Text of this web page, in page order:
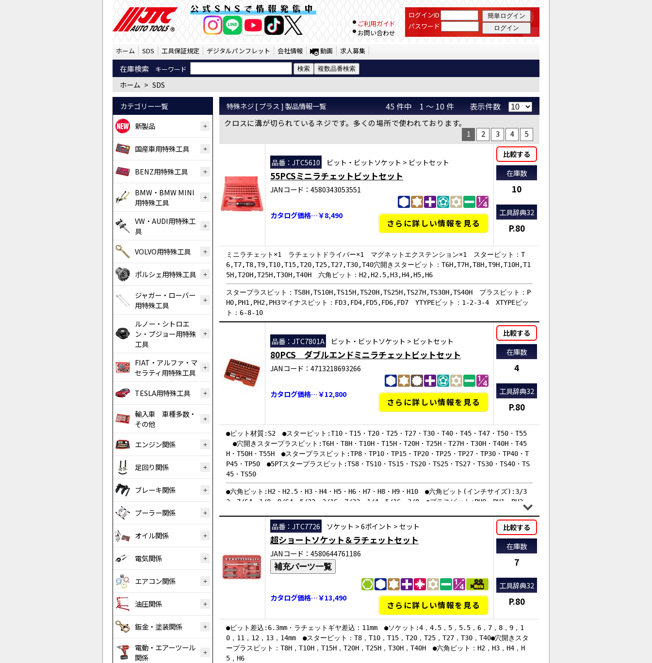
製品情報（SST） | JTC Auto Tools
公式SNSで情報発信中
ログインID
パスワード
ご利用ガイド
お問い合わせ
ホーム
SDS 工具保証規定 デジタルパンフレット 会社情報 動画 求人募集
在庫検索 キーワード
ホーム > SDS
カテゴリー一覧
新製品
国産車用特殊工具
BENZ用特殊工具
BMW・BMW MINI
用特殊工具
VW・AUDI用特殊工
具
VOLVO用特殊工具
ポルシェ用特殊工具
ジャガー・ローバー
用特殊工具
ルノー・シトロエ
ン・プジョー用特殊
工具
FIAT・アルファ・マ
セラティ用特殊工具
TESLA用特殊工具
輸入車 車種多数・
その他
エンジン関係
足回り関係
ブレーキ関係
プーラー関係
オイル関係
電気関係
エアコン関係
油圧関係
鈑金・塗装関係
電動・エアーツール
関係
特殊ネジ [ プラス ] 製品情報一覧 45 件中 1 ～ 10 件 表示件数
クロスに溝が切られているネジです。多くの場所で使われております。
1 2 3 4 5
品番：JTC5610 ビット・ビットソケット > ビットセット
55PCSミニラチェットビットセット
JANコード：4580343053551
カタログ価格…￥8,490
さらに詳しい情報を見る
比較する
在庫数
10
工具辞典32
P.80
ミニラチェット×1 ラチェットドライバー×1 マグネットエクステンション×1 スタービット：T
6,T7,T8,T9,T10,T15,T20,T25,T27,T30,T40穴開きスタービット：T6H,T7H,T8H,T9H,T10H,T1
5H,T20H,T25H,T30H,T40H 六角ビット：H2,H2.5,H3,H4,H5,H6
スタープラスビット：TS8H,TS10H,TS15H,TS20H,TS25H,TS27H,TS30H,TS40H プラスビット：P
H0,PH1,PH2,PH3マイナスビット：FD3,FD4,FD5,FD6,FD7 YTYPEビット：1-2-3-4 XTYPEビッ
ト：6-8-10
品番：JTC7801A ビット・ビットソケット > ビットセット
80PCS ダブルエンドミニラチェットビットセット
JANコード：4713218693266
カタログ価格…￥12,800
さらに詳しい情報を見る
比較する
在庫数
4
工具辞典32
P.80
●ビット材質:S2 ●スタービット:T10・T15・T20・T25・T27・T30・T40・T45・T47・T50・T55
●穴開きスタープラスビット:T6H・T8H・T10H・T15H・T20H・T25H・T27H・T30H・T40H・T45
H・T50H・T55H ●スタープラスビット:TP8・TP10・TP15・TP20・TP25・TP27・TP30・TP40・T
P45・TP50 ●5PTスタープラスビット:TS8・TS10・TS15・TS20・TS25・TS27・TS30・TS40・TS
45・TS50
●六角ビット:H2・H2.5・H3・H4・H5・H6・H7・H8・H9・H10 ●六角ビット(インチサイズ):3/3
2・7/64・1/8・9/64・5/32・3/16・7/32・1/4・5/16・3/8 ●プラスビット:PH0・PH1・PH2・
PH3 ●マイナスビット:FD3・FD4.5・FD6.5・FD8 ●スプラインビット:M4・M5・M6・M8・M10 ●
ビットエクステンション:6.35mmx65mm・10mmx65mm・6.35mmx10mm(全長:65mm) ●ダブルエンド
ラチェット：6.35mmx10mm
品番：JTC7726 ソケット >6ポイント >セット
超ショートソケット＆ラチェットセット
JANコード：4580644761186
補充パーツ一覧
カタログ価格…￥13,490
さらに詳しい情報を見る
比較する
在庫数
7
工具辞典32
P.80
●ビット差込:6.3mm・ラチェットギヤ差込：11mm ●ソケット:4，4.5，5，5.5，6，7，8，9，1
0，11，12，13，14mm ●スタービット：T8，T10，T15，T20，T25，T27，T30，T40●穴開きスタ
ープラスビット：T8H，T10H，T15H，T20H，T25H，T30H，T40H ●六角ビット：H2，H3，H4，H
5，H6